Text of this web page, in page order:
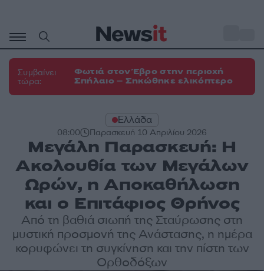
περιεχόμενο
Συμβαίνει
τώρα:
Φωτιά στον Έβρο στην περιοχή
Σπήλαιο – Σηκώθηκε ελικόπτερο
Ελλάδα
08:00 Παρασκευή 10 Απριλίου 2026
Μεγάλη Παρασκευή: Η
Ακολουθία των Μεγάλων
Ωρών, η Αποκαθήλωση
και ο Επιτάφιος Θρήνος
Από τη βαθιά σιωπή της Σταύρωσης στη
μυστική προσμονή της Ανάστασης, η ημέρα
κορυφώνει τη συγκίνηση και την πίστη των
Ορθοδόξων